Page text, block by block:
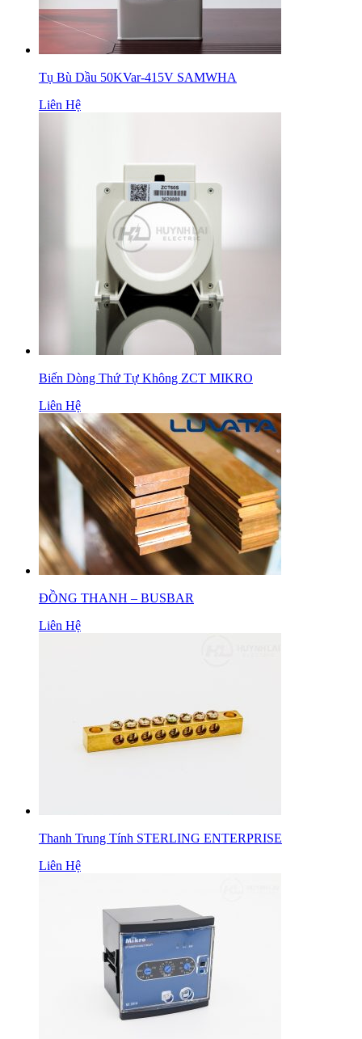
Tụ Bù Dầu 50KVar-415V SAMWHA
Liên Hệ
Biến Dòng Thứ Tự Không ZCT MIKRO
Liên Hệ
ĐỒNG THANH – BUSBAR
Liên Hệ
Thanh Trung Tính STERLING ENTERPRISE
Liên Hệ